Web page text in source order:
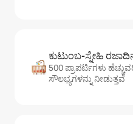
ಕುಟುಂಬ-ಸ್ನೇಹಿ
500 ಪ್ರಾಪರ್ಟಿಗಳು
ಸೌಲಭ್ಯಗಳನ್ನು ನೀಡುತ್ತವೆ